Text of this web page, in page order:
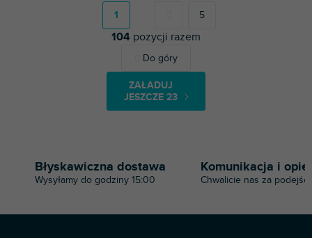
K
o
n
t
l
t
ZAŁADUJ
JESZCZE 23
n
c
j
a
1 5
104 pozycji razem
Do góry
Błyskawiczna dostawa
Wysyłamy do godziny 15:00
Komunikacja i
Chwalicie nas za